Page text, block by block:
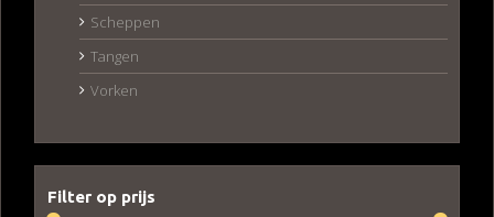
Scheppen
Tangen
Vorken
Filter op prijs